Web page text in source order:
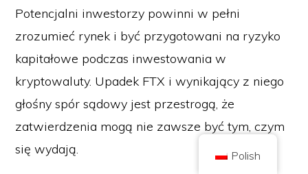
Potencjalni inwestorzy powinni w pełni
zrozumieć rynek i być przygotowani na ryzyko
kapitałowe podczas inwestowania w
kryptowaluty. Upadek FTX i wynikający z niego
głośny spór sądowy jest przestrogą, że
zatwierdzenia mogą nie zawsze być tym, czym
się wydają.
osiągnięte w przeszłości nie są wskaźnikiem przyszłych wyników.
Inwestowanie w kryptowaluty wiąże się z ryzykiem.
Kryptowaluta nie jest regulowana przez brytyjski Urząd Nadzoru
ramach brytyjskiego systemu rekompensat za usługi finansowe (Financial
Services Compensation Scheme) ani w zakresie jurysdykcji brytyjskiego
Inwestowanie w kryptowaluty wiąże się z ryzykiem, a kryptowaluta może
zyskać na wartości lub stracić część lub całość wartości. Podatek od zysków
kapitałowych może mieć zastosowanie do zysków ze sprzedaży
kryptowalut.
STRONA GŁÓWNA O STRONIE POLITYKA PRYWATNOŚCI KONTAKT Z NAMI
Polish